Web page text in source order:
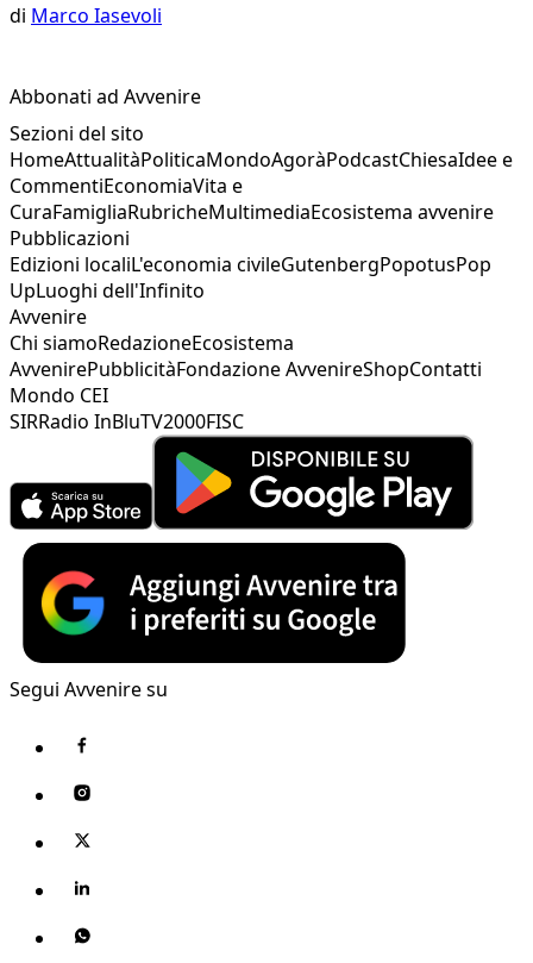
di Marco Iasevoli
Abbonati ad Avvenire
Sezioni del sito
HomeAttualitàPoliticaMondoAgoràPodcastChiesaIdee e
CommentiEconomiaVita e
CuraFamigliaRubricheMultimediaEcosistema avvenire
Pubblicazioni
Edizioni localiL'economia civileGutenbergPopotusPop
UpLuoghi dell'Infinito
Avvenire
Chi siamoRedazioneEcosistema
AvvenirePubblicitàFondazione AvvenireShopContatti
Mondo CEI
SIRRadio InBluTV2000FISC
Segui Avvenire su